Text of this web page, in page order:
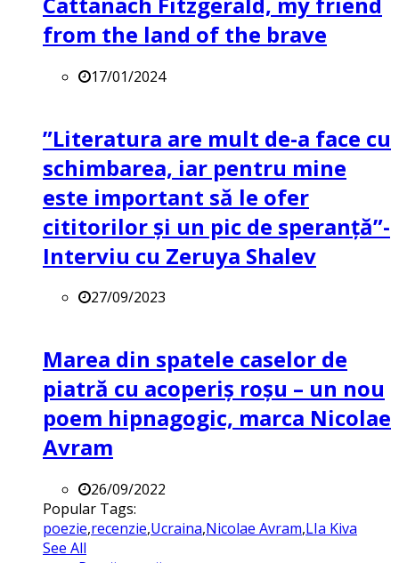
from the land of the brave
17/01/2024
”Literatura are mult de-a face cu
schimbarea, iar pentru mine
este important să le ofer
cititorilor și un pic de speranță”-
Interviu cu Zeruya Shalev
27/09/2023
Marea din spatele caselor de
piatră cu acoperiș roșu – un nou
poem hipnagogic, marca Nicolae
Avram
26/09/2022
Popular Tags:
poezie,recenzie,Ucraina,Nicolae Avram,LIa Kiva
See All